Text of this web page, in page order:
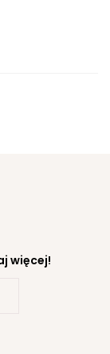
więcej!